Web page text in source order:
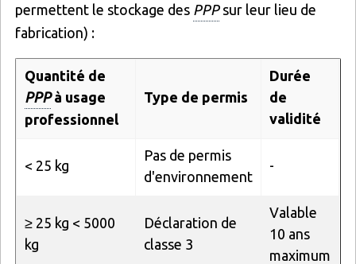
permettent le stockage des PPPsur leur lieu de
fabrication) :
Quantité de
PPPà usage
professionnel
Type de permis
Durée
de
validité
< 25 kg
Pas de permis
d'environnement
-
≥ 25 kg < 5000
kg
Déclaration de
classe 3
Valable
10 ans
maximum